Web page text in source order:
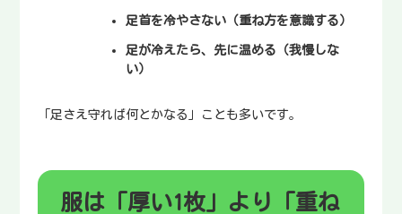
足首を冷やさない（重ね方を意識する）
足が冷えたら、先に温める（我慢しな
い）
「足さえ守れば何とかなる」ことも多いです。
服は「厚い1枚」より「重ね